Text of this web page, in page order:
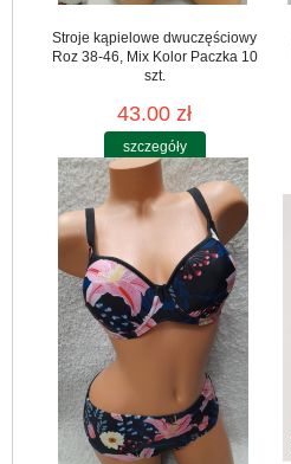
Stroje kąpielowe dwuczęściowy
Roz 38-46, Mix Kolor Paczka 10
szt.
43.00 zł
szczegóły